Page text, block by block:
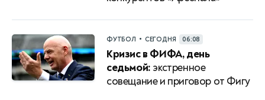
ФУТБОЛ • СЕГОДНЯ 06:08
Кризис в ФИФА, день
седьмой: экстренное
совещание и приговор от Фигу